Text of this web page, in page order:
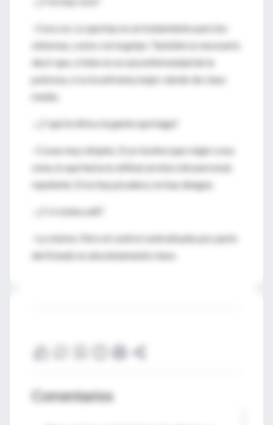
–Cura, no. Lo que hay es un tratamiento para los
síntomas, como con la gripe. También es necesario
decir que, si bien no es una enfermedad de la
pobreza, sí se la enfrenta mejor siendo de clase
media.
–¿Y qué le diría a la gente que haga?
–Cosas muy simples. Si yo tuviera que viajar a esa
zona, lo que haría es utilizar protección personal,
repelente. Si no hay picadura, no hay dengue.
–¿Y si viviera allí?
–Lo mismo. Pero el control centralizado por parte
del Estado es absolutamente clave.
Comentarios